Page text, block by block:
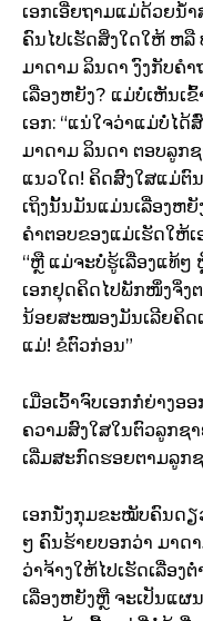
ເອກເອີ່ຍຖາມແມ່ດ້ວຍນ້ຳ
ຄົນໄປເຮັດສິ່ງໃດໃຫ້ ຫລື
ມາດາມ ລິນດາ ງົງກັບຄຳ
ເລື່ອງຫຍັງ? ແມ່ບໍ່ເຫັນເຂົ້
ເອກ: “ແນ່ໃຈວ່າແມ່ບໍ່ໄດ້
ມາດາມ ລິນດາ ຕອບລູກຊ
ແນວໃດ! ຄິດສົງໃສແມ່ຕົ
ເຖິງນັ້ນມັນແມ່ນເລື່ອງຫ
ຄຳຕອບຂອງແມ່ເຮັດໃຫ້
“ຫຼື ແມ່ຈະບໍ່ຮູ້ເລື່ອງແທ້
ເອກຢຸດຄິດໄປພັກໜຶ່ງຈິ່ງ
ນ້ອຍສະໝອງມັນເລີຍຄິດ
ແມ່! ຂໍຕົວກ່ອນ”
ເມື່ອເວົ້າຈົບເອກກໍ່ຍ່າງອ
ຄວາມສົງໃສໃນຕົວລູກຊ
ເລີ່ມສະກົດຮອຍຕາມລູກ
ເອກນັ່ງກຸມຂະໝັບຄົນດຽ
ໆ ຄົນຮ້າຍບອກວ່າ ມາດ
ວ່າຈ້າງໃຫ້ໄປເຮັດເລື່ອງ
ເລື່ອງຫຍັງຫຼື ຈະເປັນແຜ